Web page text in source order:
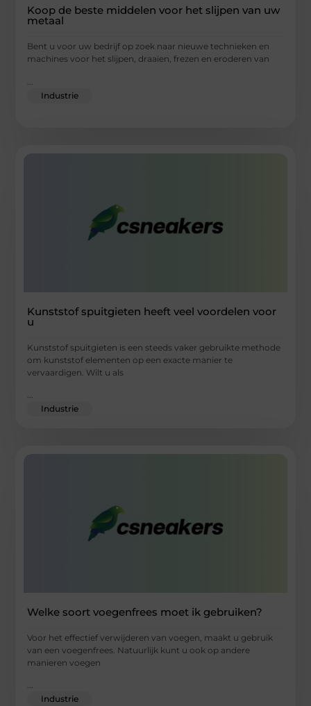
Koop de beste middelen voor het slijpen van uw
metaal
Bent u voor uw bedrijf op zoek naar nieuwe technieken en
machines voor het slijpen, draaien, frezen en eroderen van
Industrie
Kunststof spuitgieten heeft veel voordelen voor
u
Kunststof spuitgieten is een steeds vaker gebruikte methode
om kunststof elementen op een exacte manier te
vervaardigen. Wilt u als
...
Industrie
Welke soort voegenfrees moet ik gebruiken?
Voor het effectief verwijderen van voegen, maakt u gebruik
van een voegenfrees. Natuurlijk kunt u ook op andere
manieren voegen
...
Industrie